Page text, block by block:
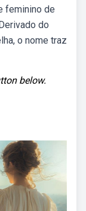
feminino de
do
o nome traz
below.